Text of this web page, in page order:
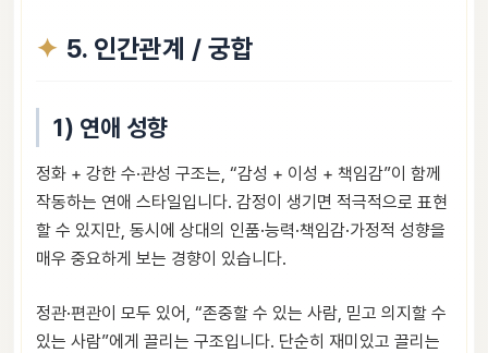
5. 인간관계 / 궁합
1) 연애 성향
정화 + 강한 수·관성 구조는, “감성 + 이성 + 책임감”이 함께
작동하는 연애 스타일입니다. 감정이 생기면 적극적으로 표현
할 수 있지만, 동시에 상대의 인품·능력·책임감·가정적 성향을
매우 중요하게 보는 경향이 있습니다.
정관·편관이 모두 있어, “존중할 수 있는 사람, 믿고 의지할 수
있는 사람”에게 끌리는 구조입니다. 단순히 재미있고 끌리는